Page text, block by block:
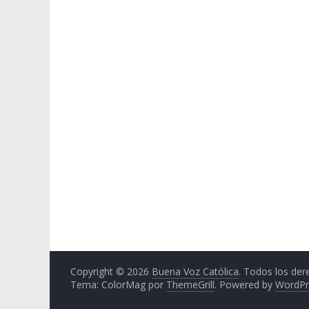
Copyright © 2026 Buena Voz Católica. Todos los
Tema: ColorMag por ThemeGrill. Powered by